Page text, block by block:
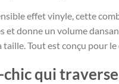
effet vinyle, cette
et donne un volume
Tout est conçu pour
qui